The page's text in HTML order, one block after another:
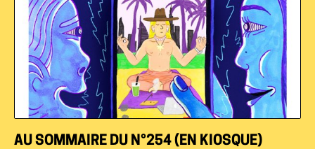
AU SOMMAIRE DU N°254 (EN KIOSQUE)